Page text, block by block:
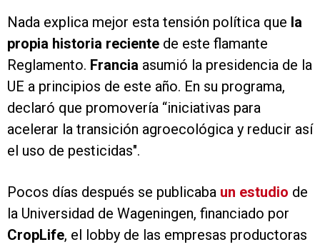
Nada explica mejor esta tensión política que la
propia historia reciente de este flamante
Reglamento. Francia asumió la presidencia de la
UE a principios de este año. En su programa,
declaró que promovería “iniciativas para
acelerar la transición agroecológica y reducir así
el uso de pesticidas".
Pocos días después se publicaba un estudio de
la Universidad de Wageningen, financiado por
CropLife, el lobby de las empresas productoras